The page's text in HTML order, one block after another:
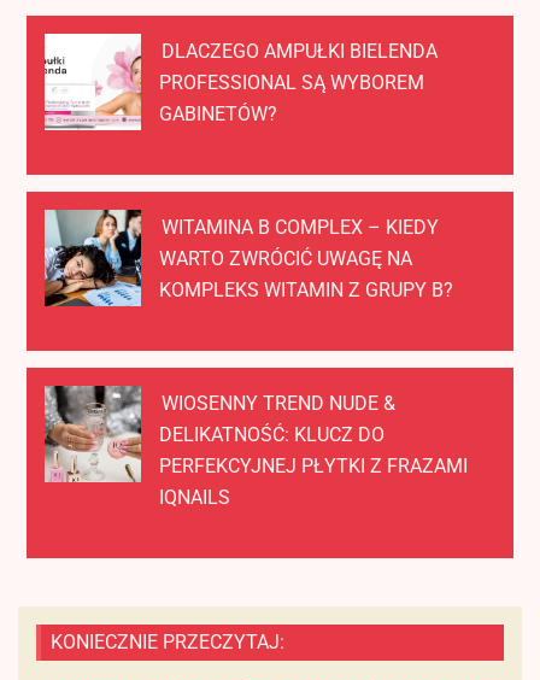
DLACZEGO AMPUŁKI BIELENDA
PROFESSIONAL SĄ WYBOREM
GABINETÓW?
WITAMINA B COMPLEX – KIEDY
WARTO ZWRÓCIĆ UWAGĘ NA
KOMPLEKS WITAMIN Z GRUPY B?
WIOSENNY TREND NUDE &
DELIKATNOŚĆ: KLUCZ DO
PERFEKCYJNEJ PŁYTKI Z FRAZAMI
IQNAILS
KONIECZNIE PRZECZYTAJ: